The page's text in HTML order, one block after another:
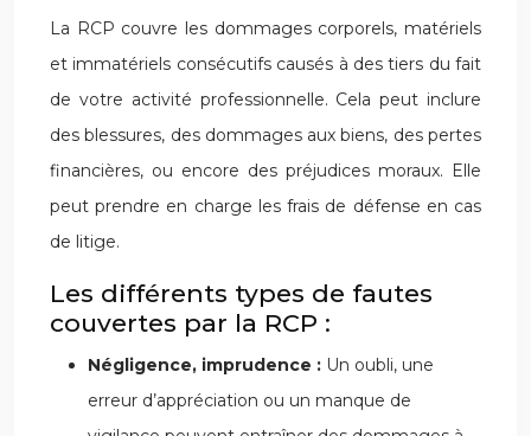
La RCP couvre les dommages corporels, matériels
et immatériels consécutifs causés à des tiers du fait
de votre activité professionnelle. Cela peut inclure
des blessures, des dommages aux biens, des pertes
financières, ou encore des préjudices moraux. Elle
peut prendre en charge les frais de défense en cas
de litige.
Les différents types de fautes
couvertes par la RCP :
Négligence, imprudence : Un oubli, une
erreur d’appréciation ou un manque de